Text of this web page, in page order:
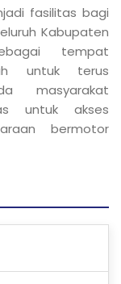
fasilitas bagi
Kabupaten
tempat
untuk terus
masyarakat
untuk akses
bermotor